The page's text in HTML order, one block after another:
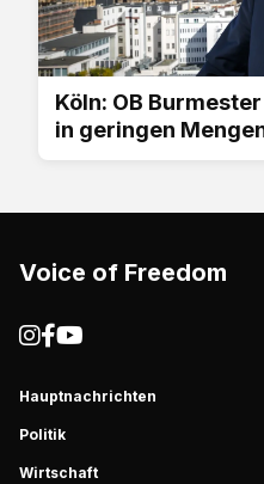
Köln: OB
in geringen
Voice of Freedom
Hauptnachrichten
Politik
Wirtschaft